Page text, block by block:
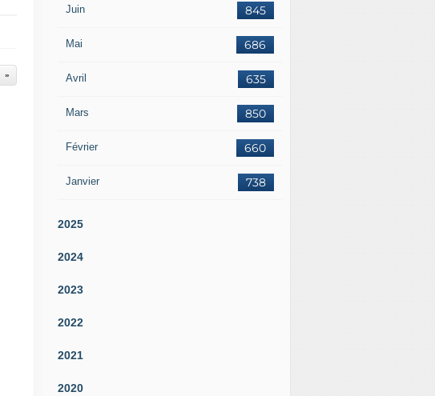
Juin 845
Mai 686
Avril 635
Mars 850
Février 660
Janvier 738
2025
2024
2023
2022
2021
2020